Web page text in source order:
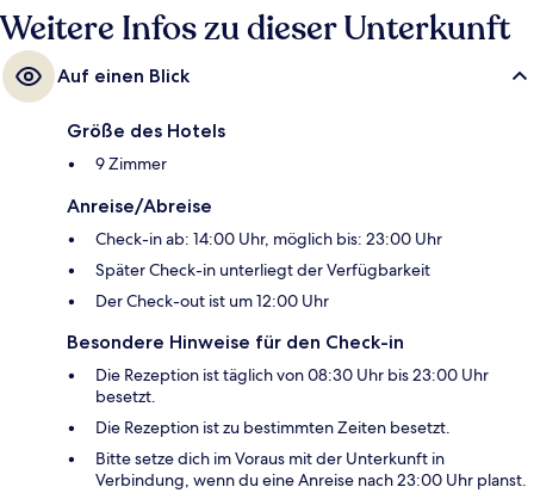
Weitere Infos zu dieser Unterkunft
Auf einen Blick
Größe des Hotels
9 Zimmer
Anreise/Abreise
Check-in ab: 14:00 Uhr, möglich bis: 23:00 Uhr
Später Check-in unterliegt der Verfügbarkeit
Der Check-out ist um 12:00 Uhr
Besondere Hinweise für den Check-in
Die Rezeption ist täglich von 08:30 Uhr bis 23:00 Uhr
besetzt.
Die Rezeption ist zu bestimmten Zeiten besetzt.
Bitte setze dich im Voraus mit der Unterkunft in
Verbindung, wenn du eine Anreise nach 23:00 Uhr planst.